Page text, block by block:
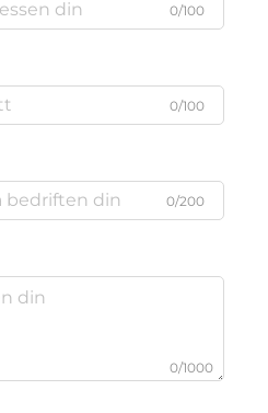
0/100
0/100
0/200
0/1000